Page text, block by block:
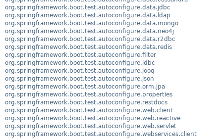
org.springframework.boot.test.autoconfigure.data.jdbc
org.springframework.boot.test.autoconfigure.data.ldap
org.springframework.boot.test.autoconfigure.data.mongo
org.springframework.boot.test.autoconfigure.data.neo4j
org.springframework.boot.test.autoconfigure.data.r2dbc
org.springframework.boot.test.autoconfigure.data.redis
org.springframework.boot.test.autoconfigure.filter
org.springframework.boot.test.autoconfigure.jdbc
org.springframework.boot.test.autoconfigure.jooq
org.springframework.boot.test.autoconfigure.json
org.springframework.boot.test.autoconfigure.orm.jpa
org.springframework.boot.test.autoconfigure.properties
org.springframework.boot.test.autoconfigure.restdocs
org.springframework.boot.test.autoconfigure.web.client
org.springframework.boot.test.autoconfigure.web.reactive
org.springframework.boot.test.autoconfigure.web.servlet
org.springframework.boot.test.autoconfigure.webservices.client